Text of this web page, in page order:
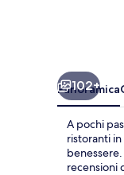
102+
Panoramica
A pochi
ristoranti
recensioni